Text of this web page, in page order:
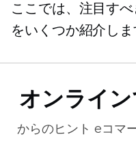
ここでは、注目す
をいくつか紹介しま
オンライ
からのヒント eコマ